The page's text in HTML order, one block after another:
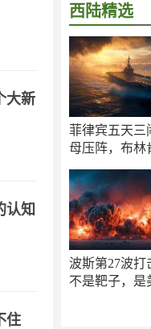
西陆精选
菲律宾五天三
母压阵，布林
波斯第27波打
不是靶子，是
大新
认知
住